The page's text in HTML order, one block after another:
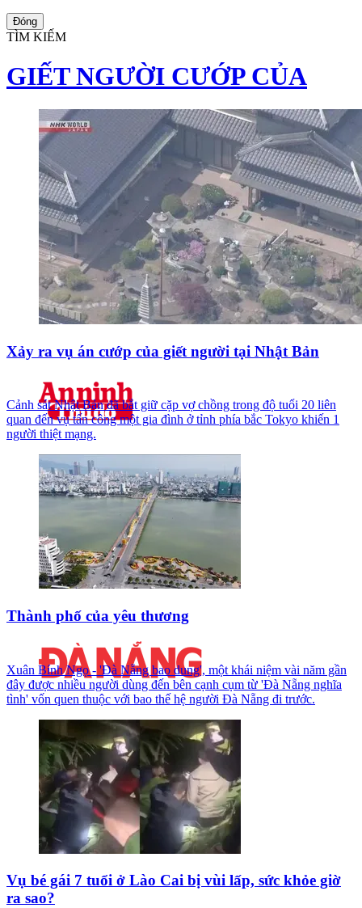
Đóng
TÌM KIẾM
GIẾT NGƯỜI CƯỚP CỦA
Xảy ra vụ án cướp của giết người tại Nhật Bản
Cảnh sát Nhật Bản đã bắt giữ cặp vợ chồng trong độ tuổi 20 liên
quan đến vụ tấn công một gia đình ở tỉnh phía bắc Tokyo khiến 1
người thiệt mạng.
Thành phố của yêu thương
Xuân Bính Ngọ - 'Đà Nẵng bao dung', một khái niệm vài năm gần
đây được nhiều người dùng đến bên cạnh cụm từ 'Đà Nẵng nghĩa
tình' vốn quen thuộc với bao thế hệ người Đà Nẵng đi trước.
Vụ bé gái 7 tuổi ở Lào Cai bị vùi lấp, sức khỏe giờ
ra sao?